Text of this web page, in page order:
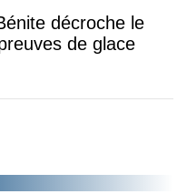
décroche le
de glace